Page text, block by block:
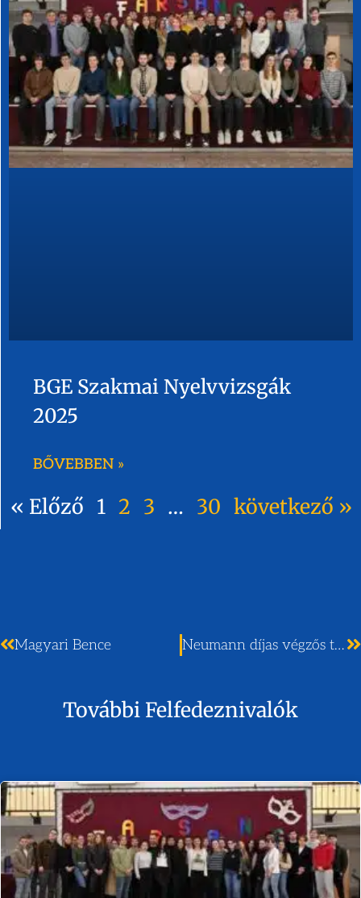
BGE Szakmai Nyelvvizsgák
2025
BŐVEBBEN »
« Előző 1 2 3 … 30 következő »
Magyari Bence Neumann díjas végzős tanulóink
További Felfedeznivalók